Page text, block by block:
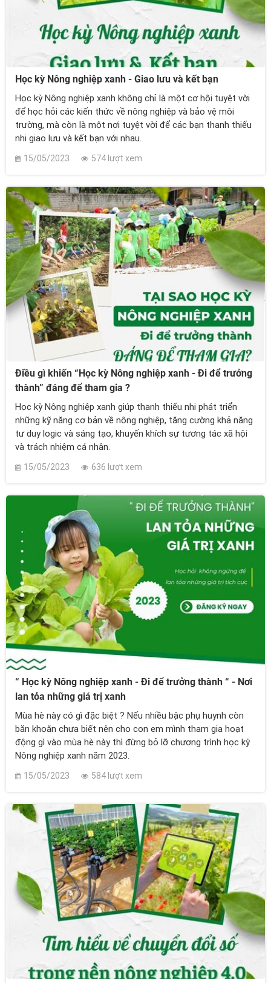
Học kỳ Nông nghiệp xanh - Giao lưu và kết bạn
Học kỳ Nông nghiệp xanh không chỉ là một cơ hội tuyệt vời
để học hỏi các kiến thức về nông nghiệp và bảo vệ môi
trường, mà còn là một nơi tuyệt vời để các bạn thanh thiếu
nhi giao lưu và kết bạn với nhau.
15/05/2023 574 lượt xem
Điều gì khiến “Học kỳ Nông nghiệp xanh - Đi để trưởng
thành” đáng để tham gia ?
Học kỳ Nông nghiệp xanh giúp thanh thiếu nhi phát triển
những kỹ năng cơ bản về nông nghiệp, tăng cường khả năng
tư duy logic và sáng tạo, khuyến khích sự tương tác xã hội
và trách nhiệm cá nhân.
15/05/2023 636 lượt xem
“ Học kỳ Nông nghiệp xanh - Đi để trưởng thành “ - Nơi
lan tỏa những giá trị xanh
Mùa hè này có gì đặc biệt ? Nếu nhiều bậc phụ huynh còn
băn khoăn chưa biết nên cho con em mình tham gia hoạt
động gì vào mùa hè này thì đừng bỏ lỡ chương trình học kỳ
Nông nghiệp xanh năm 2023.
15/05/2023 584 lượt xem